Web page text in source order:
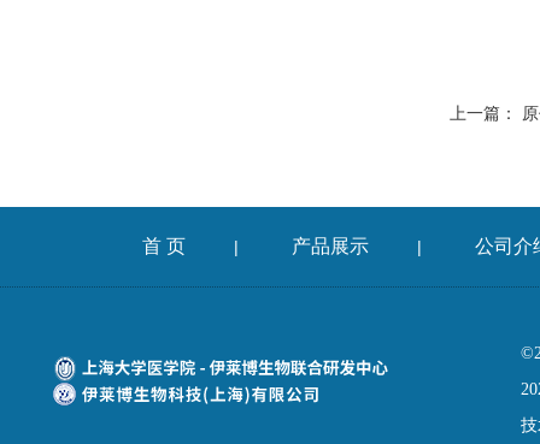
上一篇：
首 页 | 产品展示 | 公司介